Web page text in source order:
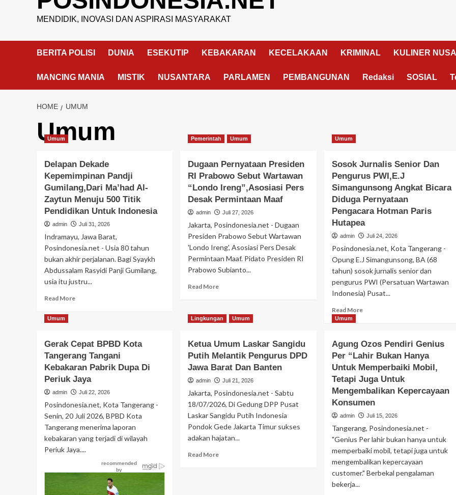
MENDIDIK, INOVASI DAN ASPIRASI MASYARAKAT
BERITA POLISI DUNIA ESEKUTIP KEBAKARAN KECELAKAAN KRIMINAL KULINER
MANCING MANIA MISTIK NUSANTARA PARLAMEN PEMBANGUNAN Redaksi SOSIAL
HOME UMUM
Umum
Umum
Delapan Dekade
Kepemimpinan Pandji
Gumilang,Dari Ma’had Al-
Zaytun Menuju 500 Titik
Pendidikan Untuk Indonesia
admin Juli 31, 2026
Indramayu, Jawa Barat,
Posindonesia.net - Usia 80 tahun
bukan akhir perjalanan. Bagi Syaykh
Abdussalam Rasyidi Panji Gumilang,
usia itu justru...
Read MoreRead
Kepemimpinan
Pandji
Gumilang,Dari
Ma’had
Al-
Zaytun
Menuju
500
Pendidikan
Untuk
Indonesia
Pemerintah Umum
Dugaan Pernyataan Presiden
RI Prabowo Sebut Wartawan
“Londo Ireng”,Asosiasi Pers
Desak Permintaan Maaf
admin Juli 27, 2026
Jakarta, Posindonesia.net - Dugaan
Presiden Prabowo Sebut Wartawan
'Londo Ireng', Asosiasi Pers Desak
Permintaan Maaf. Pidato Presiden RI
Prabowo Subianto...
Read MoreRead
Dugaan
Pernyataan
RI
Prabowo
Wartawan
“Londo
Ireng”,Asosiasi
Pers
Permintaan
Maaf
Umum
Sosok Jurnalis Senior Dan
Pengurus PWI,E.J
Simangunsong Angkat Bicara
Diduga Pernyataan
Pengacara Hotman Paris
Hutapea
admin Juli 24, 2026
Posindonesia.net, Kota Tangerang -
Opung E.J Simangunsong, BA (68
tahun) sosok jurnalis senior dan
pengurus PWI (Persatuan Wartawan
Indonesia) Pusat...
Read MoreRead
Jurnalis
Senior
Dan
Pengurus
PWI,E.J
Simangunsong
Angkat
Bicara
Diduga
Pernyataan
Pengacara
Hotman
Paris
Hutapea
Umum
Gerak Cepat BPBD Kota
Tangerang Tangani
Kebakaran Pabrik Dupa Di
Periuk Jaya
admin Juli 22, 2026
Posindonesia.net, Kota Tangerang -
Senin, 20 Juli 2026, BPBD Kota
Tangerang menerima laporan
kebakaran yang terjadi di wilayah
Periuk Jaya....
Lingkungan Umum
Ketua Umum Laskar Sangidu
Putih Melantik Pengurus DPD
Jawa Barat Dan Banten
admin Juli 21, 2026
Jakarta, Posindonesia.net - Sabtu
18/07/2026, Di Gedung DPP Pusat
Laskar Sangidu Putih Indonesia
Pondok Gede Jakarta Timur sukses
adakan hajatan...
Read MoreRead
Umum
Agung Ozos Pendiri Genius
Per “Lahir Bukan Hanya
Untuk Memperbaiki Mobil,
Tetapi Juga Untuk
Mengembalikan Kepercayaan
Konsumen
admin Juli 15, 2026
Tangerang, Posindonesia.net -
"Genius Per lahir bukan hanya untuk
memperbaiki mobil, tetapi juga untuk
mengembalikan kepercayaan
customer." Berbekal pengalaman
bekerja...
Golf, Pelaku Dibekuk Polisi Di Bandar
Lampung
admin Juni 27, 2026
Pemerintah Tangerang Raya
Menelusuri Kiprah Sachrudin Wali Kota
Tangerang 2025-2030
Februari 20, 2025
Pendidikan
DP3AP2KB Kota Tangerang Kolaborasi
Lintas Komunitas Harmoni Gerakan
Bersama,80 Guru SD Mengikuti
Juli 31, 2026
Kriminal